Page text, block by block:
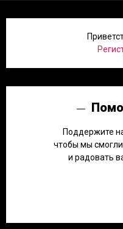
Поддержите
чтобы мы
и радовать